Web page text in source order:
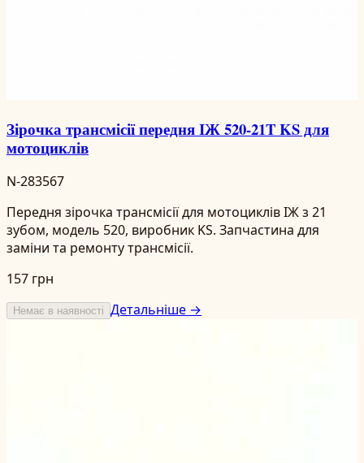
Зірочка трансмісії передня ІЖ 520-21T KS для
мотоциклів
N-283567
Передня зірочка трансмісії для мотоциклів ІЖ з 21
зубом, модель 520, виробник KS. Запчастина для
заміни та ремонту трансмісії.
157 грн
Немає в наявності Детальніше →